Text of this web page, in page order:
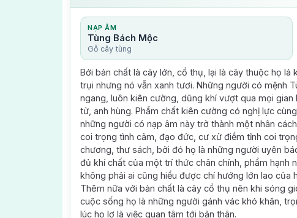
NẠP ÂM
Tùng Bách Mộc
Gỗ cây tùng
Bởi bản chất là cây lớn, cổ thụ, lại là cây thuộc họ
trụi nhưng nó vẫn xanh tươi. Những người có mệnh
ngang, luôn kiên cường, dũng khí vượt qua mọi
tử, anh hùng. Phẩm chất kiên cường có nghị lực
những người có nạp âm này trở thành một nhân
coi trọng tình cảm, đạo đức, cư xử điềm tĩnh coi
chương, thư sách, bởi đó họ là những người uyên
đủ khí chất của một trí thức chân chính, phẩm hạnh
không phải ai cũng hiểu được chí hướng lớn lao của
Thêm nữa với bản chất là cây cổ thụ nên khi sóng
cuộc sống họ là những người gánh vác khó khăn,
lúc họ lơ là việc quan tâm tới bản thân.